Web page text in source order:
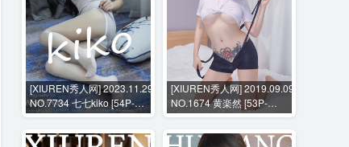
[XIUREN秀人网] 2023.11.29
NO.7734 七七kiko [54P-
512MB]
[XIUREN秀人网] 2019.09.09
NO.1674 黄楽然 [53P-
163MB]